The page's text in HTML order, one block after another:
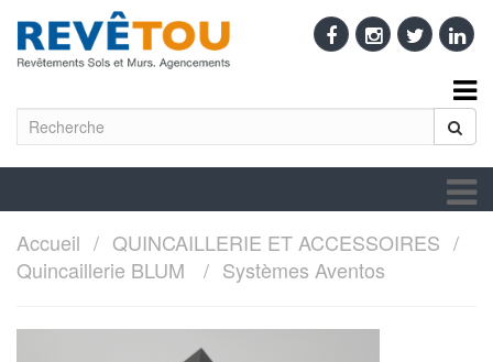
Accueil
QUINCAILLERIE ET ACCESSOIRES
Quincaillerie BLUM
Systèmes Aventos